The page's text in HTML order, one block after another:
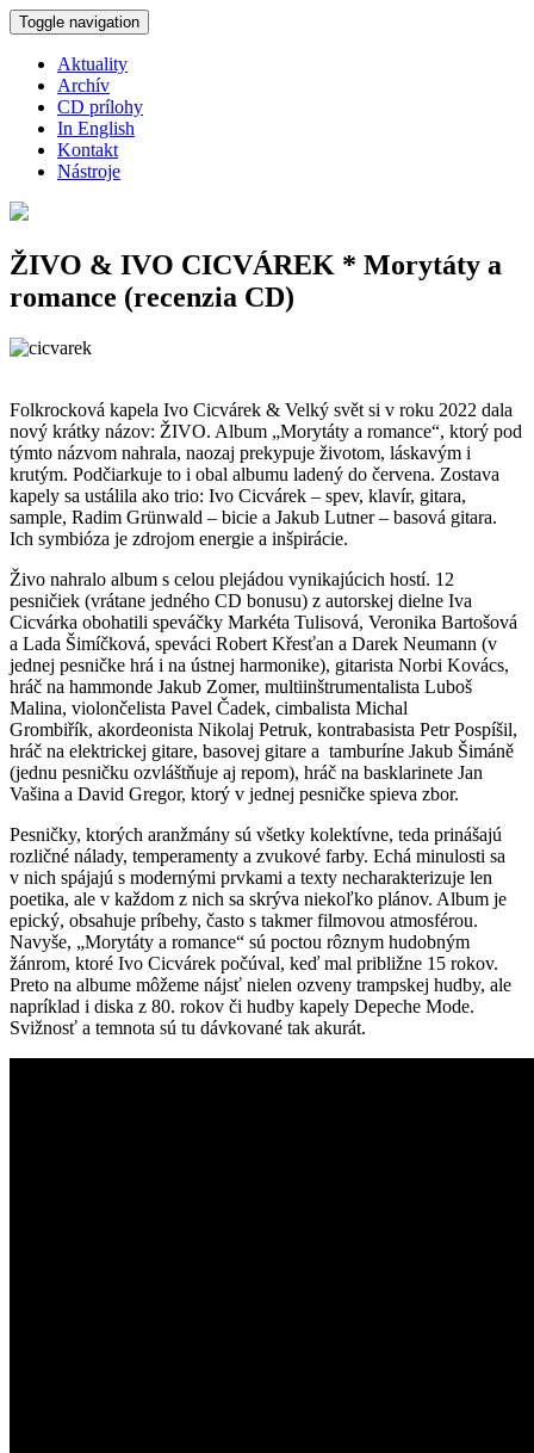
Skočiť na hlavný obsah
Toggle navigation
Aktuality
Archív
CD prílohy
In English
Kontakt
Nástroje
ŽIVO & IVO CICVÁREK * Morytáty a
romance (recenzia CD)
Folkrocková kapela Ivo Cicvárek & Velký svět si v roku 2022 dala
nový krátky názov: ŽIVO. Album „Morytáty a romance“, ktorý pod
týmto názvom nahrala, naozaj prekypuje životom, láskavým i
krutým. Podčiarkuje to i obal albumu ladený do červena. Zostava
kapely sa ustálila ako trio: Ivo Cicvárek – spev, klavír, gitara,
sample, Radim Grünwald – bicie a Jakub Lutner – basová gitara.
Ich symbióza je zdrojom energie a inšpirácie.
Živo nahralo album s celou plejádou vynikajúcich hostí. 12
pesničiek (vrátane jedného CD bonusu) z autorskej dielne Iva
Cicvárka obohatili speváčky Markéta Tulisová, Veronika Bartošová
a Lada Šimíčková, speváci Robert Křesťan a Darek Neumann (v
jednej pesničke hrá i na ústnej harmonike), gitarista Norbi Kovács,
hráč na hammonde Jakub Zomer, multiinštrumentalista Luboš
Malina, violončelista Pavel Čadek, cimbalista Michal
Grombiřík, akordeonista Nikolaj Petruk, kontrabasista Petr Pospíšil,
hráč na elektrickej gitare, basovej gitare a tamburíne Jakub Šimáně
(jednu pesničku ozvláštňuje aj repom), hráč na basklarinete Jan
Vašina a David Gregor, ktorý v jednej pesničke spieva zbor.
Pesničky, ktorých aranžmány sú všetky kolektívne, teda prinášajú
rozličné nálady, temperamenty a zvukové farby. Echá minulosti sa
v nich spájajú s modernými prvkami a texty necharakterizuje len
poetika, ale v každom z nich sa skrýva niekoľko plánov. Album je
epický, obsahuje príbehy, často s takmer filmovou atmosférou.
Navyše, „Morytáty a romance“ sú poctou rôznym hudobným
žánrom, ktoré Ivo Cicvárek počúval, keď mal približne 15 rokov.
Preto na albume môžeme nájsť nielen ozveny trampskej hudby, ale
napríklad i diska z 80. rokov či hudby kapely Depeche Mode.
Svižnosť a temnota sú tu dávkované tak akurát.